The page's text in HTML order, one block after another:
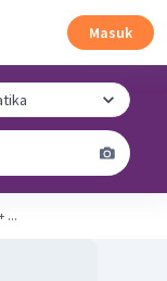
Masuk
​...